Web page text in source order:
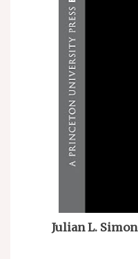
Julian L. Simon